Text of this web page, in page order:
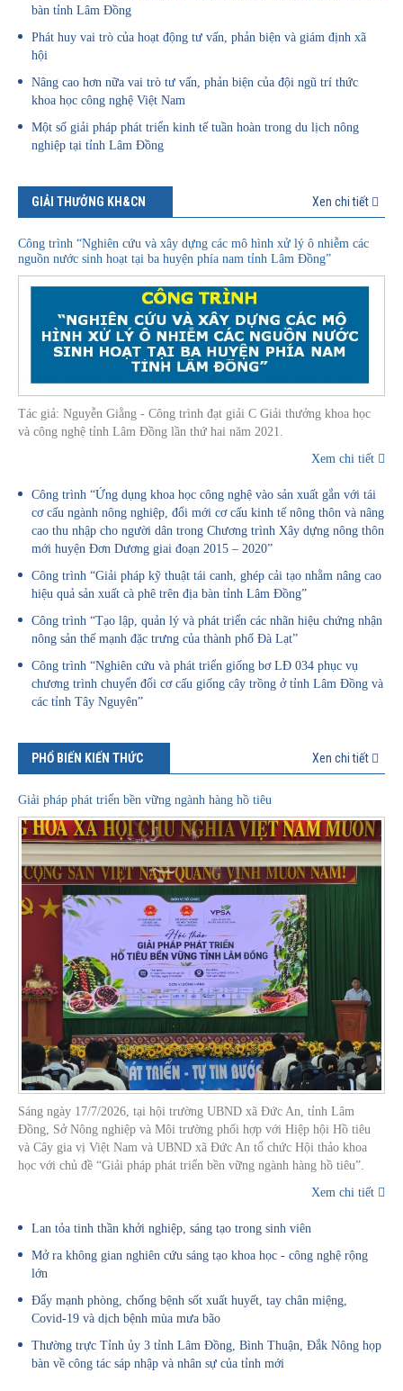
bàn tỉnh Lâm Đồng
Phát huy vai trò của hoạt động tư vấn, phản biện và giám định xã
hội
Nâng cao hơn nữa vai trò tư vấn, phản biện của đội ngũ trí thức
khoa học công nghệ Việt Nam
Một số giải pháp phát triển kinh tế tuần hoàn trong du lịch nông
nghiệp tại tỉnh Lâm Đồng
GIẢI THƯỞNG KH&CN Xen chi tiết
Công trình “Nghiên cứu và xây dựng các mô hình xử lý ô nhiễm các
nguồn nước sinh hoạt tại ba huyện phía nam tỉnh Lâm Đồng”
Tác giả: Nguyễn Giằng - Công trình đạt giải C Giải thưởng khoa học
và công nghệ tỉnh Lâm Đồng lần thứ hai năm 2021.
Xem chi tiết
Công trình “Ứng dụng khoa học công nghệ vào sản xuất gắn với tái
cơ cấu ngành nông nghiệp, đổi mới cơ cấu kinh tế nông thôn và nâng
cao thu nhập cho người dân trong Chương trình Xây dựng nông thôn
mới huyện Đơn Dương giai đoạn 2015 – 2020”
Công trình “Giải pháp kỹ thuật tái canh, ghép cải tạo nhằm nâng cao
hiệu quả sản xuất cà phê trên địa bàn tỉnh Lâm Đồng”
Công trình “Tạo lập, quản lý và phát triển các nhãn hiệu chứng nhận
nông sản thế mạnh đặc trưng của thành phố Đà Lạt”
Công trình “Nghiên cứu và phát triển giống bơ LĐ 034 phục vụ
chương trình chuyển đổi cơ cấu giống cây trồng ở tỉnh Lâm Đồng và
các tỉnh Tây Nguyên”
PHỔ BIẾN KIẾN THỨC Xen chi tiết
Giải pháp phát triển bền vững ngành hàng hồ tiêu
Sáng ngày 17/7/2026, tại hội trường UBND xã Đức An, tỉnh Lâm
Đồng, Sở Nông nghiệp và Môi trường phối hợp với Hiệp hội Hồ tiêu
và Cây gia vị Việt Nam và UBND xã Đức An tổ chức Hội thảo khoa
học với chủ đề “Giải pháp phát triển bền vững ngành hàng hồ tiêu”.
Xem chi tiết
Lan tỏa tinh thần khởi nghiệp, sáng tạo trong sinh viên
Mở ra không gian nghiên cứu sáng tạo khoa học - công nghệ rộng
lớn
Đẩy mạnh phòng, chống bệnh sốt xuất huyết, tay chân miệng,
Covid-19 và dịch bệnh mùa mưa bão
Thường trực Tỉnh ủy 3 tỉnh Lâm Đồng, Bình Thuận, Đắk Nông họp
bàn về công tác sáp nhập và nhân sự của tỉnh mới